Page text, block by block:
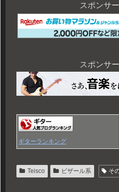
スポンサ
スポンサ
ギターランキング
Teisco ビザール系 そ